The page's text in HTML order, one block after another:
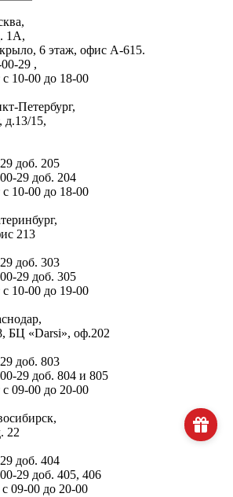
1А,
6 этаж, офис А-615.
29 ,
10-00 до 18-00
Петербург,
д.13/15,
доб. 205
29 доб. 204
10-00 до 18-00
213
доб. 303
29 доб. 305
10-00 до 19-00
БЦ «Darsi», оф.202
доб. 803
29 доб. 804 и 805
09-00 до 20-00
22
доб. 404
29 доб. 405, 406
09-00 до 20-00